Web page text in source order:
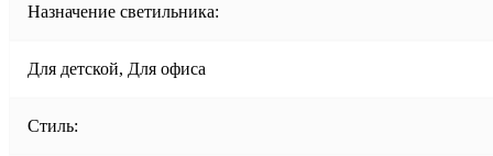
Назначение светильника:
Для детской, Для офиса
Стиль: